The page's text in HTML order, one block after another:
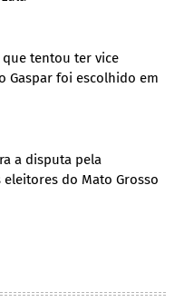
tentou ter vice
Gaspar foi escolhido em
a disputa pela
do Mato Grosso